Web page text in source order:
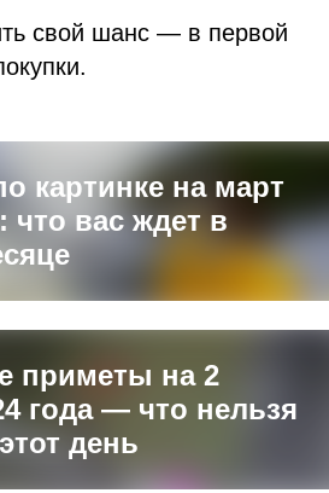
свой шанс — в первой
картинке на март
что вас ждет в
приметы на 2
года — что нельзя
день